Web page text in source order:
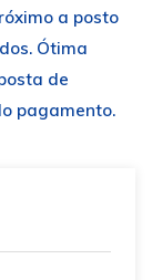
a posto
Ótima
de
pagamento.